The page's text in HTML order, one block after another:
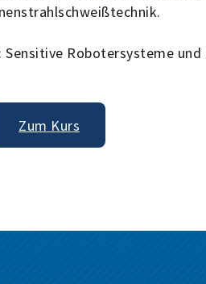
Sensitive Robotersysteme
Zum Kurs